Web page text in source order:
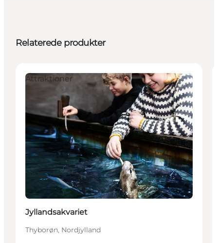
Relaterede produkter
Attraktioner
Jyllandsakvariet
Thyborøn, Nordjylland